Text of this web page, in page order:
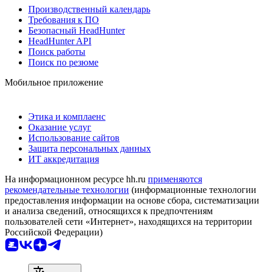
Производственный календарь
Требования к ПО
Безопасный HeadHunter
HeadHunter API
Поиск работы
Поиск по резюме
Мобильное приложение
Этика и комплаенс
Оказание услуг
Использование сайтов
Защита персональных данных
ИТ аккредитация
На информационном ресурсе hh.ru применяются
рекомендательные технологии (информационные технологии
предоставления информации на основе сбора, систематизации
и анализа сведений, относящихся к предпочтениям
пользователей сети «Интернет», находящихся на территории
Российской Федерации)